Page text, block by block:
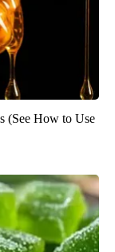
(See How to Use